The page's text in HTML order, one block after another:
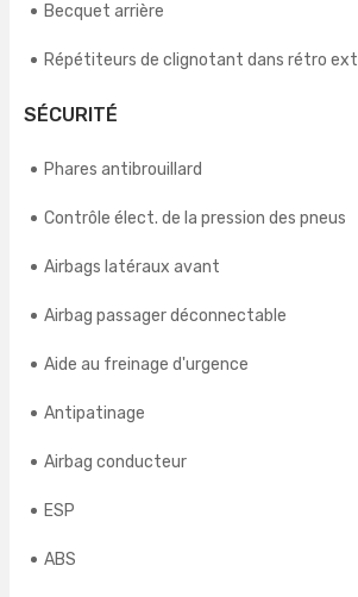
Becquet arrière
Répétiteurs de clignotant dans rétro ext
SÉCURITÉ
Phares antibrouillard
Contrôle élect. de la pression des pneus
Airbags latéraux avant
Airbag passager déconnectable
Aide au freinage d'urgence
Antipatinage
Airbag conducteur
ESP
ABS